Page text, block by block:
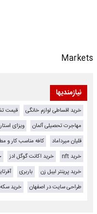
Markets
نیازمندیها
خرید اقساطی لوازم خانگی قیمت
مهاجرت تحصیلی آلمان
ویزای
قلیان میرداماد
کافه مناسب کار و
خرید nft
خرید اکانت گوگل ادز
خرید پرینتر لیبل زن
باربری
طراحی سایت در اصفهان
خرید